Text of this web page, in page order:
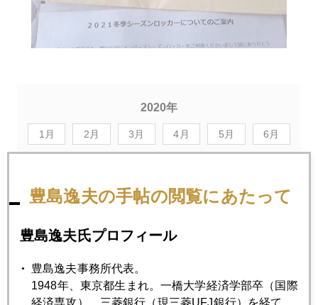
2020年
1月 2月 3月 4月 5月 6月
バイデン増税、ヘッジは政治献金７７億円超
2020年10月29日
ＶＩＸ危機水準突破、金には換金売りの波
豊島逸夫の手帖の閲覧にあたって
豊島逸夫氏プロフィール
豊島逸夫事務所代表。
1948年、東京都生まれ。一橋大学経済学部卒（国際
経済専攻）。三菱銀行（現三菱UFJ銀行）を経て、